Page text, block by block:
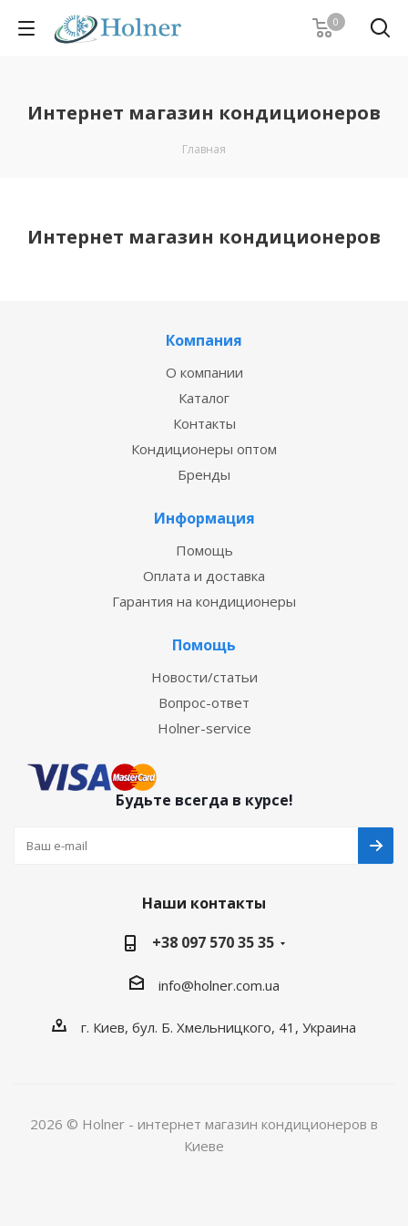
0
Интернет магазин кондиционеров
Главная
Интернет магазин кондиционеров
Компания
О компании
Каталог
Контакты
Кондиционеры оптом
Бренды
Информация
Помощь
Оплата и доставка
Гарантия на кондиционеры
Помощь
Новости/статьи
Вопрос-ответ
Holner-service
Будьте всегда в курсе!
Наши контакты
+38 097 570 35 35
info@holner.com.ua
г. Киев, бул. Б. Хмельницкого, 41, Украина
2026 © Holner - интернет магазин кондиционеров в
Киеве